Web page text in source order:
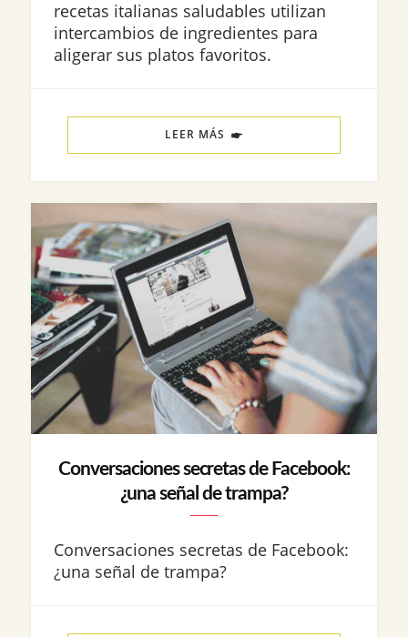
recetas italianas saludables utilizan
intercambios de ingredientes para
aligerar sus platos favoritos.
LEER MÁS
Conversaciones secretas de Facebook:
¿una señal de trampa?
Conversaciones secretas de Facebook:
¿una señal de trampa?